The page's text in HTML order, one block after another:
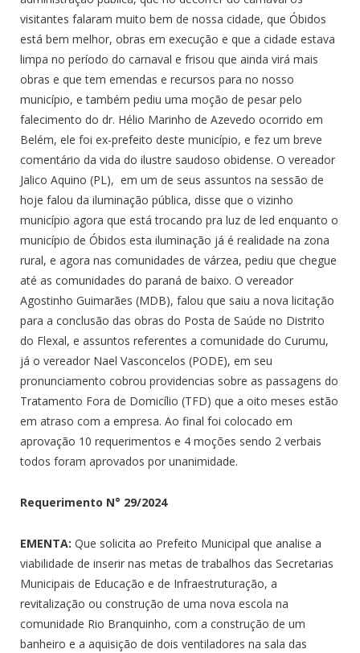
visitantes falaram muito bem de nossa cidade, que Óbidos
está bem melhor, obras em execução e que a cidade estava
limpa no período do carnaval e frisou que ainda virá mais
obras e que tem emendas e recursos para no nosso
município, e também pediu uma moção de pesar pelo
falecimento do dr. Hélio Marinho de Azevedo ocorrido em
Belém, ele foi ex-prefeito deste município, e fez um breve
comentário da vida do ilustre saudoso obidense. O vereador
Jalico Aquino (PL), em um de seus assuntos na sessão de
hoje falou da iluminação pública, disse que o vizinho
município agora que está trocando pra luz de led enquanto o
município de Óbidos esta iluminação já é realidade na zona
rural, e agora nas comunidades de várzea, pediu que chegue
até as comunidades do paraná de baixo. O vereador
Agostinho Guimarães (MDB), falou que saiu a nova licitação
para a conclusão das obras do Posta de Saúde no Distrito
do Flexal, e assuntos referentes a comunidade do Curumu,
já o vereador Nael Vasconcelos (PODE), em seu
pronunciamento cobrou providencias sobre as passagens do
Tratamento Fora de Domicílio (TFD) que a oito meses estão
em atraso com a empresa. Ao final foi colocado em
aprovação 10 requerimentos e 4 moções sendo 2 verbais
todos foram aprovados por unanimidade.
Requerimento N° 29/2024
EMENTA: Que solicita ao Prefeito Municipal que analise a
viabilidade de inserir nas metas de trabalhos das Secretarias
Municipais de Educação e de Infraestruturação, a
revitalização ou construção de uma nova escola na
comunidade Rio Branquinho, com a construção de um
banheiro e a aquisição de dois ventiladores na sala das